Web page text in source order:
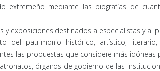
extremeño mediante las biografías de
y exposiciones destinados a especialistas y al
del patrimonio histórico, artístico,
las propuestas que considere más idóneas
órganos de gobierno de las